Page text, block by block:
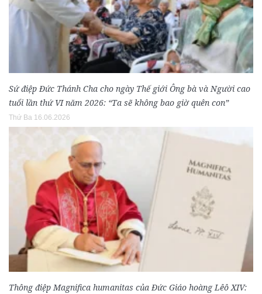
Sứ điệp Đức Thánh Cha cho ngày Thế giới Ông bà và Người cao
tuổi lần thứ VI năm 2026: “Ta sẽ không bao giờ quên con”
Thứ Ba 16.06.2026
Thông điệp Magnifica humanitas của Đức Giáo hoàng Lêô XIV: